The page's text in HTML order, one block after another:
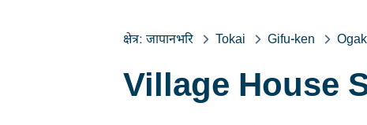
क्षेत्र: जापानभरि Tokai Gifu-ken
Village House